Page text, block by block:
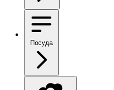
Посуда